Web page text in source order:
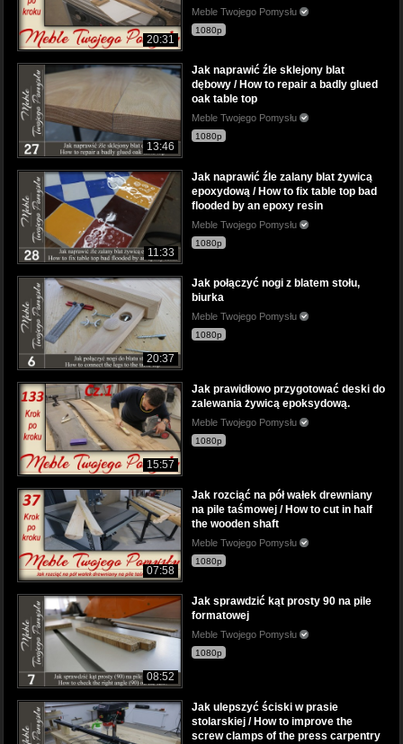
20:31
Meble Twojego Pomysłu
1080p
13:46
Jak naprawić źle sklejony blat
dębowy / How to repair a badly glued
oak table top
Meble Twojego Pomysłu
1080p
11:33
Jak naprawić źle zalany blat żywicą
epoxydową / How to fix table top bad
flooded by an epoxy resin
Meble Twojego Pomysłu
1080p
20:37
Jak połączyć nogi z blatem stołu,
biurka
Meble Twojego Pomysłu
1080p
15:57
Jak prawidłowo przygotować deski do
zalewania żywicą epoksydową.
Meble Twojego Pomysłu
1080p
07:58
Jak rozciąć na pół wałek drewniany
na pile taśmowej / How to cut in half
the wooden shaft
Meble Twojego Pomysłu
1080p
08:52
Jak sprawdzić kąt prosty 90 na pile
formatowej
Meble Twojego Pomysłu
1080p
Jak ulepszyć ściski w prasie
stolarskiej / How to improve the
screw clamps of the press carpentry